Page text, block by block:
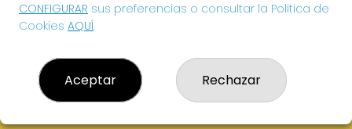
CONFIGURAR sus preferencias o consultar la Política de
Cookies AQUÍ.
Aceptar Rechazar